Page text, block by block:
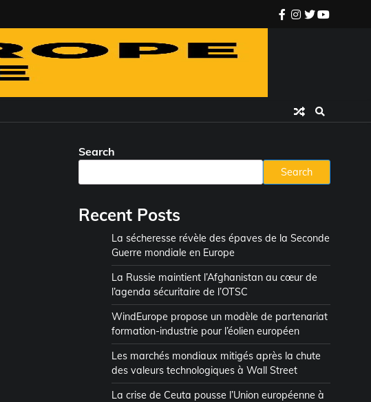
facebook
instagram
twitteryoutube
Search
Search
Recent Posts
La sécheresse révèle des épaves de la Seconde
Guerre mondiale en Europe
La Russie maintient l’Afghanistan au cœur de
l’agenda sécuritaire de l’OTSC
WindEurope propose un modèle de partenariat
formation-industrie pour l’éolien européen
Les marchés mondiaux mitigés après la chute
des valeurs technologiques à Wall Street
La crise de Ceuta pousse l’Union européenne à